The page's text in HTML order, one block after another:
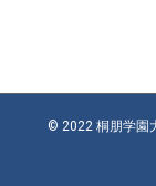
© 2022 桐朋学園